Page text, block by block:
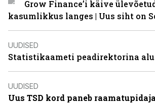
Grow Finance’i käive
kasumlikkus langes | Uus siht on
UUDISED
Statistikaameti peadirektorina
UUDISED
Uus TSD kord paneb